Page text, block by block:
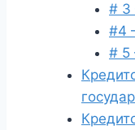
# 3
#4
# 5